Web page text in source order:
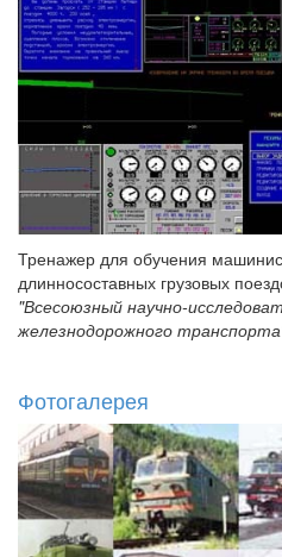
Тренажер для обучения
длинносоставных грузовых
"Всесоюзный научно-
железнодорожного
Фотогалерея